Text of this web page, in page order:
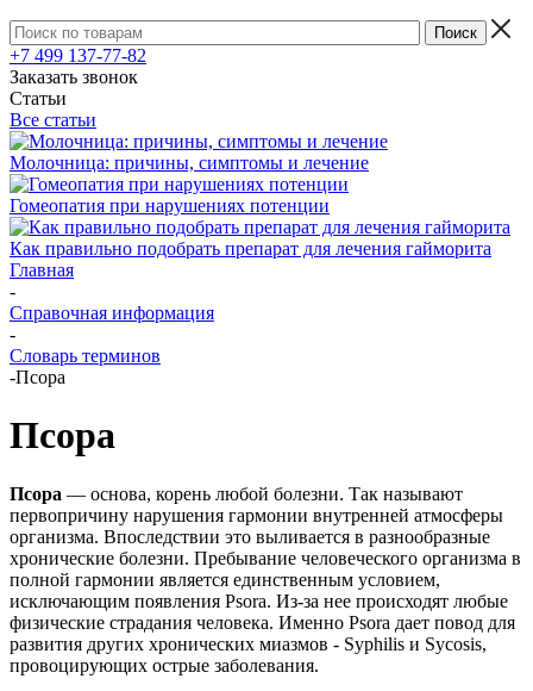
+7 499 137-77-82
Заказать звонок
Статьи
Все статьи
Молочница: причины, симптомы и лечение
Гомеопатия при нарушениях потенции
Как правильно подобрать препарат для лечения гайморита
Главная
-
Справочная информация
-
Словарь терминов
-Псора
Псора
Псора — основа, корень любой болезни. Так называют
первопричину нарушения гармонии внутренней атмосферы
организма. Впоследствии это выливается в разнообразные
хронические болезни. Пребывание человеческого организма в
полной гармонии является единственным условием,
исключающим появления Psora. Из-за нее происходят любые
физические страдания человека. Именно Psora дает повод для
развития других хронических миазмов - Syphilis и Sycosis,
провоцирующих острые заболевания.